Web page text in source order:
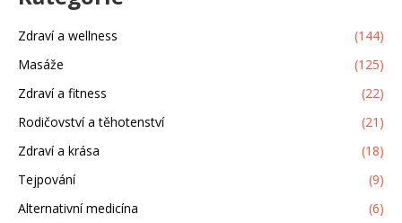
Zdraví a wellness
(144)
Masáže
(125)
Zdraví a fitness
(22)
Rodičovství a těhotenství
(21)
Zdraví a krása
(18)
Tejpování
(9)
Alternativní medicína
(6)